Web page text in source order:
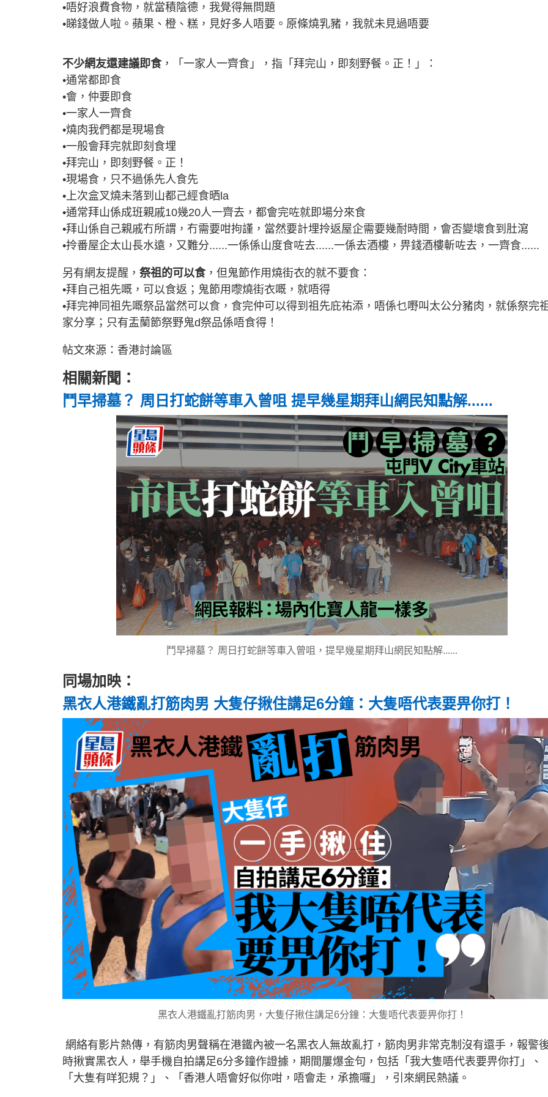
•唔好浪費食物，就當積陰德，我覺得無問題
•睇錢做人啦。蘋果、橙、糕，見好多人唔要。原條燒乳豬，我就未見過唔要
不少網友還建議即食，「一家人一齊食」，指「拜完山，即刻野餐。正！」：
•通常都即食
•會，仲要即食
•一家人一齊食
•燒肉我們都是現場食
•一般會拜完就即刻食埋
•拜完山，即刻野餐。正！
•現場食，只不過係先人食先
•上次盒叉燒未落到山都己經食晒la
•通常拜山係成班親戚10幾20人一齊去，都會完咗就即場分來食
•拜山係自己親戚冇所謂，冇需要咁拘謹，當然要計埋拎返屋企需要幾耐時間，會否變壞食到肚瀉
•拎番屋企太山長水遠，又難分......一係係山度食咗去......一係去酒樓，畀錢酒樓斬咗去，一齊食......
另有網友提醒， 祭祖的可以食，但鬼節作用燒街衣的就不要食：
•拜自己祖先嘅，可以食返；鬼節用嚟燒街衣嘅，就唔得
•拜完神同祖先嘅祭品當然可以食，食完仲可以得到祖先庇祐添，唔係乜嘢叫太公分豬肉，就係祭完
家分享；只有盂蘭節祭野鬼d祭品係唔食得！
帖文來源：香港討論區
相關新聞：
鬥早掃墓？ 周日打蛇餅等車入曾咀 提早幾星期拜山網民知點解......
鬥早掃墓？ 周日打蛇餅等車入曾咀，提早幾星期拜山網民知點解......
同場加映：
黑衣人港鐵亂打筋肉男 大隻仔揪住講足6分鐘：大隻唔代表要畀你打！
黑衣人港鐵亂打筋肉男，大隻仔揪住講足6分鐘：大隻唔代表要畀你打！
網絡有影片熱傳，有筋肉男聲稱在港鐵內被一名黑衣人無故亂打，筋肉男非常克制沒有還手，報警
時揪實黑衣人，舉手機自拍講足6分多鐘作證據，期間屢爆金句，包括「我大隻唔代表要畀你打」、
「大隻有咩犯規？」、「香港人唔會好似你咁，唔會走，承擔囉」，引來網民熱議。